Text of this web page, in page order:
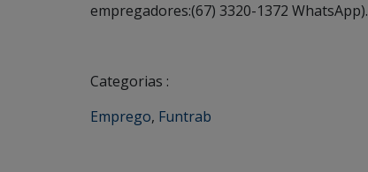
empregadores:(67) 3320-1372 WhatsApp).
Categorias :
Emprego, Funtrab